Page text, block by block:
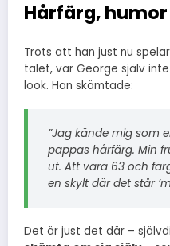
Hårfärg,
Trots att han just nu
talet, var George själv
look. Han skämtade:
”Jag kände mig som
pappas hårfärg. Min
ut. Att vara 63 och
en skylt där det står
Det är just det där –